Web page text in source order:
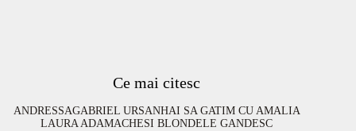
Ce mai citesc
ANDRESSAGABRIEL URSANHAI SA GATIM CU AMALIA
LAURA ADAMACHESI BLONDELE GANDESC